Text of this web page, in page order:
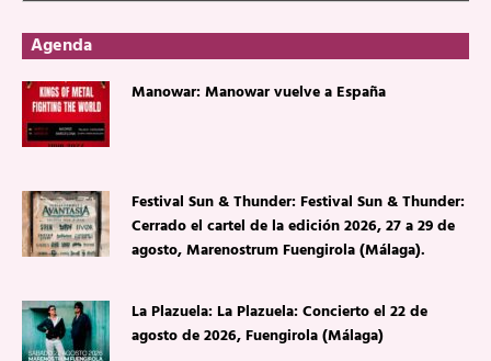
Agenda
Manowar: Manowar vuelve a España
Festival Sun & Thunder: Festival Sun & Thunder:
Cerrado el cartel de la edición 2026, 27 a 29 de
agosto, Marenostrum Fuengirola (Málaga).
La Plazuela: La Plazuela: Concierto el 22 de
agosto de 2026, Fuengirola (Málaga)